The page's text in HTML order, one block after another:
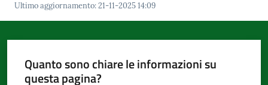
Vivere
Castello
Ultimo aggiornamento:21-11-2025 14:09
Quanto sono chiare le informazioni su
questa pagina?